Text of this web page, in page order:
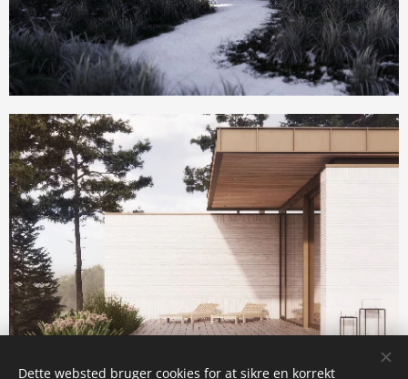
Dette websted bruger cookies for at sikre en korrekt